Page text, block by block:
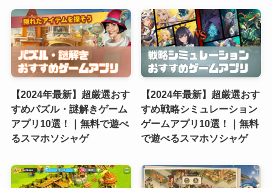
【2024年最新】超厳選おす
すめパズル・謎解きゲーム
アプリ10選！｜無料で遊べ
るスマホソシャゲ
【2024年最新】超厳選おす
すめ戦略シミュレーション
ゲームアプリ10選！｜無料
で遊べるスマホソシャゲ